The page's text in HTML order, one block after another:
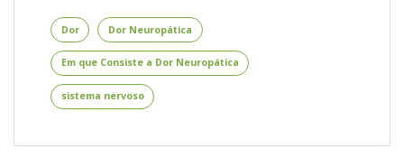
Consiste
a
Dor
Neuropática
Dor Dor Neuropática
Em que Consiste a Dor Neuropática
sistema nervoso